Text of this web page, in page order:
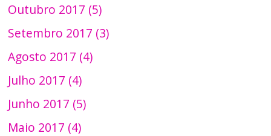
Outubro 2017 (5)
Setembro 2017 (3)
Agosto 2017 (4)
Julho 2017 (4)
Junho 2017 (5)
Maio 2017 (4)